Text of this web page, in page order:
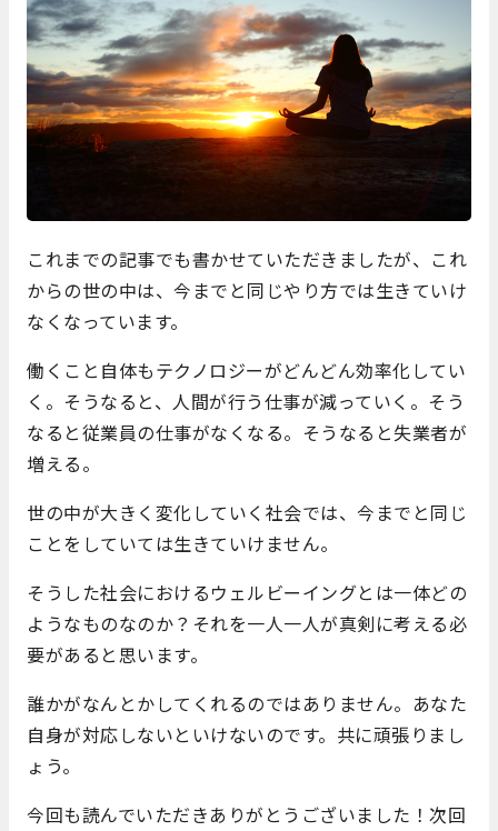
これまでの記事でも書かせていただきましたが、これ
からの世の中は、今までと同じやり方では生きていけ
なくなっています。
働くこと自体もテクノロジーがどんどん効率化してい
く。そうなると、人間が行う仕事が減っていく。そう
なると従業員の仕事がなくなる。そうなると失業者が
増える。
世の中が大きく変化していく社会では、今までと同じ
ことをしていては生きていけません。
そうした社会におけるウェルビーイングとは一体どの
ようなものなのか？それを一人一人が真剣に考える必
要があると思います。
誰かがなんとかしてくれるのではありません。あなた
自身が対応しないといけないのです。共に頑張りまし
ょう。
今回も読んでいただきありがとうございました！次回